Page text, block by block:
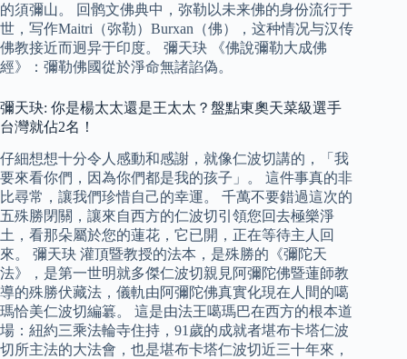
的須彌山。 回鹘文佛典中，弥勒以未来佛的身份流行于
世，写作Maitri（弥勒）Burxan（佛），这种情况与汉传
佛教接近而迥异于印度。 彌天玦 《佛說彌勒大成佛
經》：彌勒佛國從於淨命無諸諂偽。
彌天玦: 你是楊太太還是王太太？盤點東奧天菜級選手
台灣就佔2名！
仔細想想十分令人感動和感謝，就像仁波切講的，「我
要來看你們，因為你們都是我的孩子」。 這件事真的非
比尋常，讓我們珍惜自己的幸運。 千萬不要錯過這次的
五殊勝閉關，讓來自西方的仁波切引領您回去極樂淨
土，看那朵屬於您的蓮花，它已開，正在等待主人回
來。 彌天玦 灌頂暨教授的法本，是殊勝的《彌陀天
法》，是第一世明就多傑仁波切親見阿彌陀佛暨蓮師教
導的殊勝伏藏法，儀軌由阿彌陀佛真實化現在人間的噶
瑪恰美仁波切編簒。 這是由法王噶瑪巴在西方的根本道
場：紐約三乘法輪寺住持，91歲的成就者堪布卡塔仁波
切所主法的大法會，也是堪布卡塔仁波切近三十年來，